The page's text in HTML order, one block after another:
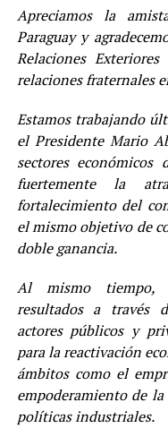
Apreciamos la
Paraguay y
Relaciones
relaciones fraternales
Estamos trabajando
el Presidente Mario
sectores económicos
fuertemente la
fortalecimiento del
el mismo objetivo de
doble ganancia.
Al mismo tiempo,
resultados a través
actores públicos y
para la reactivación
ámbitos como el
empoderamiento de
políticas industriales.